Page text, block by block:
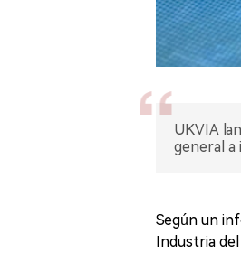
UKVIA
general a
Según un
Industria